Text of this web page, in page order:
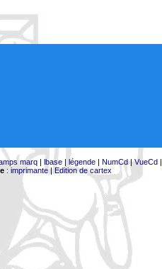
marq| lbase| légende| NumCd|VueCd|
: imprimante|Edition de cartex